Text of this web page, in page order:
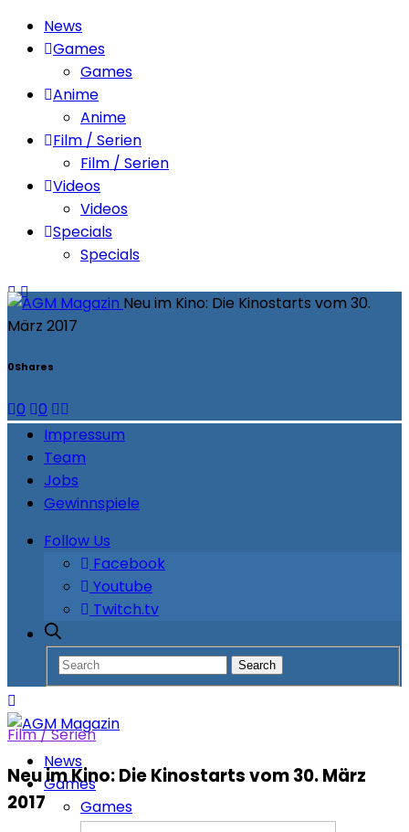
News
Games
Games
Anime
Anime
Film / Serien
Film / Serien
Videos
Videos
Specials
Specials
Neu im Kino: Die Kinostarts vom 30.
März 2017
0Shares
0
0
Impressum
Team
Jobs
Gewinnspiele
Follow Us
Facebook
Youtube
Twitch.tv
News
Games
Games
Film / Serien
Neu im Kino: Die Kinostarts vom 30. März
2017